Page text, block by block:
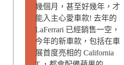
幾個月，甚至好幾年，才
能入主心愛車款! 去年的
LaFerrari 已經銷售一空，
今年的新車款，包括在車
展首度亮相的 California